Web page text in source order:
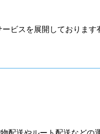
ビスを展開しておりま